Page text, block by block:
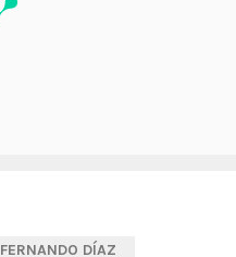
FERNANDO DÍAZ